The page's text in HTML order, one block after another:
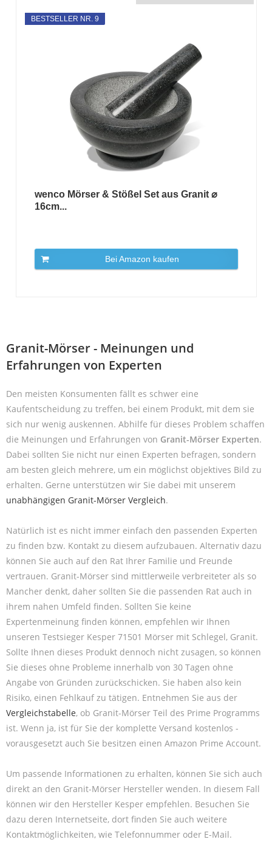
BESTSELLER NR. 9
wenco Mörser & Stößel Set aus Granit ⌀
16cm...
Bei Amazon kaufen
Granit-Mörser - Meinungen und
Erfahrungen von Experten
Den meisten Konsumenten fällt es schwer eine
Kaufentscheidung zu treffen, bei einem Produkt, mit dem sie
sich nur wenig auskennen. Abhilfe für dieses Problem schaffen
die Meinungen und Erfahrungen von Granit-Mörser Experten.
Dabei sollten Sie nicht nur einen Experten befragen, sondern
am besten gleich mehrere, um ein möglichst objektives Bild zu
erhalten. Gerne unterstützen wir Sie dabei mit unserem
unabhängigen Granit-Mörser Vergleich.
Natürlich ist es nicht immer einfach den passenden Experten
zu finden bzw. Kontakt zu diesem aufzubauen. Alternativ dazu
können Sie auch auf den Rat Ihrer Familie und Freunde
vertrauen. Granit-Mörser sind mittlerweile verbreiteter als so
Mancher denkt, daher sollten Sie die passenden Rat auch in
ihrem nahen Umfeld finden. Sollten Sie keine
Expertenmeinung finden können, empfehlen wir Ihnen
unseren Testsieger Kesper 71501 Mörser mit Schlegel, Granit.
Sollte Ihnen dieses Produkt dennoch nicht zusagen, so können
Sie dieses ohne Probleme innerhalb von 30 Tagen ohne
Angabe von Gründen zurückschicken. Sie haben also kein
Risiko, einen Fehlkauf zu tätigen. Entnehmen Sie aus der
Vergleichstabelle, ob Granit-Mörser Teil des Prime Programms
ist. Wenn ja, ist für Sie der komplette Versand kostenlos -
vorausgesetzt auch Sie besitzen einen Amazon Prime Account.
Um passende Informationen zu erhalten, können Sie sich auch
direkt an den Granit-Mörser Hersteller wenden. In diesem Fall
können wir den Hersteller Kesper empfehlen. Besuchen Sie
dazu deren Internetseite, dort finden Sie auch weitere
Kontaktmöglichkeiten, wie Telefonnummer oder E-Mail.